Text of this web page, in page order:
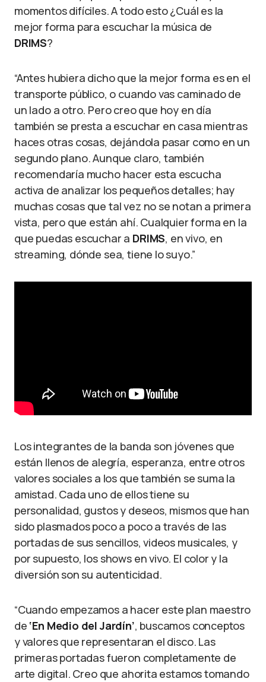
momentos difíciles. A todo esto ¿Cuál es la
mejor forma para escuchar la música de
DRIMS?
“Antes hubiera dicho que la mejor forma es en el
transporte público, o cuando vas caminado de
un lado a otro. Pero creo que hoy en día
también se presta a escuchar en casa mientras
haces otras cosas, dejándola pasar como en un
segundo plano. Aunque claro, también
recomendaría mucho hacer esta escucha
activa de analizar los pequeños detalles; hay
muchas cosas que tal vez no se notan a primera
vista, pero que están ahí. Cualquier forma en la
que puedas escuchar a DRIMS, en vivo, en
streaming, dónde sea, tiene lo suyo.”
Los integrantes de la banda son jóvenes que
están llenos de alegría, esperanza, entre otros
valores sociales a los que también se suma la
amistad. Cada uno de ellos tiene su
personalidad, gustos y deseos, mismos que han
sido plasmados poco a poco a través de las
portadas de sus sencillos, videos musicales, y
por supuesto, los shows en vivo. El color y la
diversión son su autenticidad.
“Cuando empezamos a hacer este plan maestro
de ‘En Medio del Jardín’, buscamos conceptos
y valores que representaran el disco. Las
primeras portadas fueron completamente de
arte digital. Creo que ahorita estamos tomando